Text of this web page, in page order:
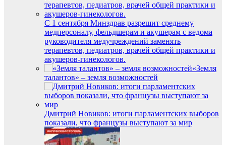
С 1 сентября Минздрав разрешит среднему
медперсоналу, фельдшерам и акушерам с ведома
руководителя медучреждений заменять
терапевтов, педиатров, врачей общей практики и
акушеров-гинекологов.
«Земля
талантов» – земля возможностей
Дмитрий Новиков: итоги парламентских выборов
показали, что французы выступают за мир